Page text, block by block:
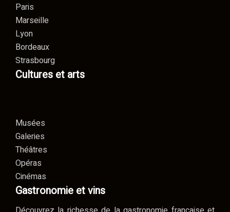
Paris
Marseille
Lyon
Bordeaux
Strasbourg
Cultures et arts
Musées
Galeries
Théâtres
Opéras
Cinémas
Gastronomie et vins